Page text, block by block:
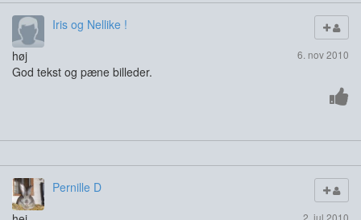
Iris og Nellike !
6. nov 2010
høj
God tekst og pæne billeder.
Pernille D
2. jul 2010